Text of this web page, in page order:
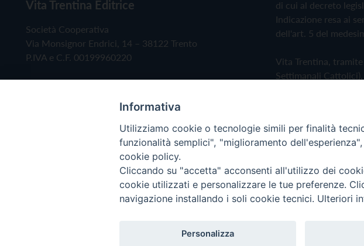
Vita Trentina Editrice
Società Cooperativa
Via Monsignor Endrici, 14 – 38122 Trento
P.IVA e C.F. 00199960220
di cui al decreto
Indicazione resa ai
dell'art. 5 del
Vita Trentina, tramite
Settimanali
Privacy Policy
Copyright © 2019 - Tutti i diritti riservati - Vita Trentina Editrice
Informativa
Utilizziamo cookie o tecnologie simili per finalità
funzionalità semplici", "miglioramento
cookie policy.
Cliccando su "accetta" acconsenti all'utilizzo dei
cookie utilizzati e personalizzare le tue preferenze.
navigazione installando i soli cookie tecnici. Ulteriori
Personalizza